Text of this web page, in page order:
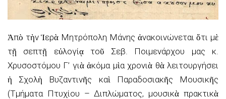
Ἀπὸ τὴν Ἱερὰ Μητρόπολη Μάνης ἀνακοινώνεται ὅτι μὲ
τῇ σεπτῇ εὐλογίᾳ τοῦ Σεβ. Ποιμενάρχου μας κ.
Χρυσοστόμου Γ’ γιὰ ἀκόμα μὶα χρονιὰ θὰ λειτουργήσει
ἡ Σχολὴ Βυζαντινῆς καὶ Παραδοσιακῆς Μουσικῆς
(Τμήματα Πτυχίου – Διπλώματος, μουσικὰ πρακτικὰ